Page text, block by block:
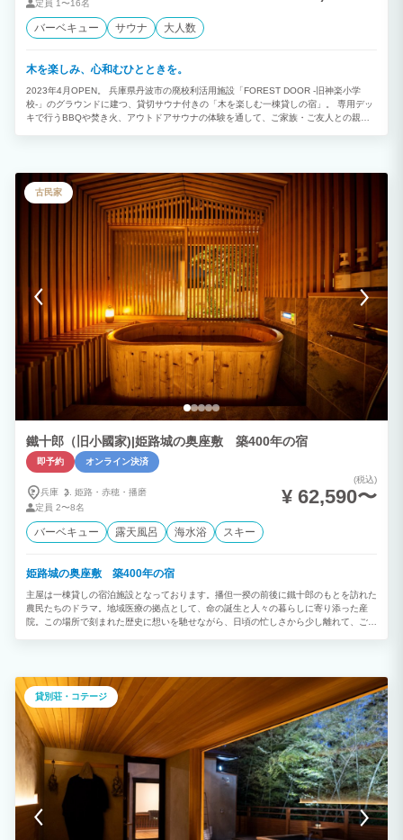
定員 1〜16名
バーベキュー サウナ 大人数
木を楽しみ、心和むひとときを。
2023年4月OPEN。 兵庫県丹波市の廃校利活用施設「FOREST DOOR -旧神楽小学
校-」のグラウンドに建つ、貸切サウナ付きの「木を楽しむ一棟貸しの宿」。 専用デッ
キで行うBBQや焚き火、アウトドアサウナの体験を通して、ご家族・ご友人との親睦
古民家
鐵十郎（旧小國家)|姫路城の奥座敷 築400年の宿
即予約 オンライン決済
兵庫 姫路・ 赤穂・ 播磨
定員 2〜8名
(税込)
¥ 62,590〜
バーベキュー 露天風呂 海水浴 スキー
姫路城の奥座敷 築400年の宿
主屋は一棟貸しの宿泊施設となっております。播但一揆の前後に鐵十郎のもとを訪れた
農民たちのドラマ。地域医療の拠点として、命の誕生と人々の暮らしに寄り添った産
院。この場所で刻まれた歴史に想いを馳せながら、日頃の忙しさから少し離れて、ごゆ
物配送サービス『手ぶらくん』登録施設 ＜敷地内のテナント＞ ・アロママッサージ
・足つぼマッサージ ・オーガニックパン ひと粒
貸別荘・コテージ